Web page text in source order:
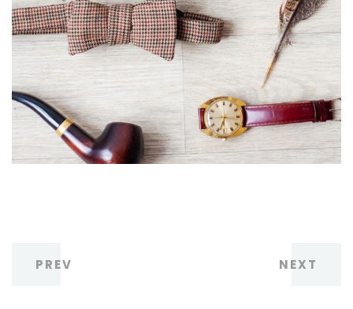
PREV NEXT